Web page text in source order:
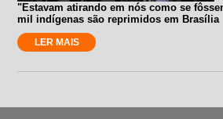
"Estavam atirando em nós como se
mil indígenas são reprimidos em Brasília
LER MAIS